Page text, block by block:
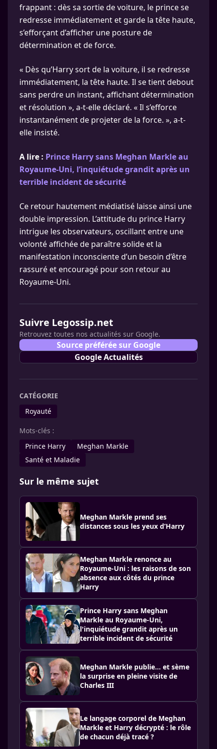
frappant : dès sa sortie de voiture, le prince se
redresse immédiatement et garde la tête haute,
s’efforçant d’afficher une posture de
détermination et de force.
« Dès qu’Harry sort de la voiture, il se redresse
immédiatement, la tête haute. Il se tient debout
sans perdre un instant, affichant détermination
et résolution », a-t-elle déclaré. « Il s’efforce
instantanément de projeter de la force. », a-t-
elle insisté.
A lire : Prince Harry sans Meghan Markle au
Royaume-Uni, l’inquiétude grandit après un
terrible incident de sécurité
Ce retour hautement médiatisé laisse ainsi une
double impression. L’attitude du prince Harry
intrigue les observateurs, oscillant entre une
volonté affichée de paraître solide et la
manifestation inconsciente d’un besoin d’être
rassuré et encouragé pour son retour au
Royaume-Uni.
Suivre Legossip.net
Retrouvez toutes nos actualités sur Google.
Source préférée sur Google
Google Actualités
CATÉGORIE
Royauté
Mots-clés :
Prince Harry
Meghan Markle
Santé et Maladie
Sur le même sujet
Meghan Markle prend ses
distances sous les yeux d’Harry
Meghan Markle renonce au
Royaume-Uni : les raisons de son
absence aux côtés du prince
Harry
Prince Harry sans Meghan
Markle au Royaume-Uni,
l'inquiétude grandit après un
terrible incident de sécurité
Meghan Markle publie… et sème
la surprise en pleine visite de
Charles III
Le langage corporel de Meghan
Markle et Harry décrypté : le rôle
de chacun déjà tracé ?